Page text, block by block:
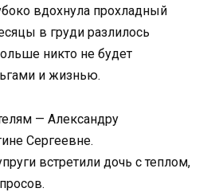
вдохнула прохладный
в груди разлилось
никто не будет
и жизнью.
— Александру
Сергеевне.
встретили дочь с теплом,